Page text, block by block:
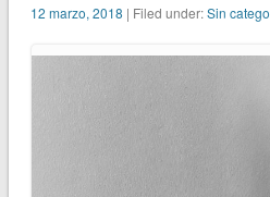
12 marzo, 2018 | Filed under:Sin